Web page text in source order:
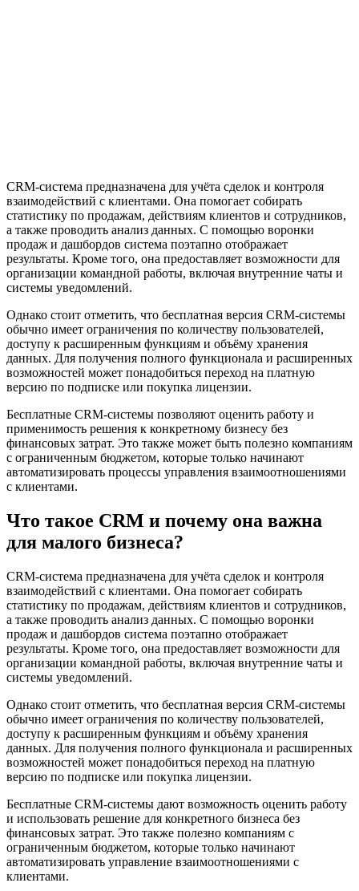
CRM-система предназначена для учёта сделок и контроля
взаимодействий с клиентами. Она помогает собирать
статистику по продажам, действиям клиентов и сотрудников,
а также проводить анализ данных. С помощью воронки
продаж и дашбордов система поэтапно отображает
результаты. Кроме того, она предоставляет возможности для
организации командной работы, включая внутренние чаты и
системы уведомлений.
Однако стоит отметить, что бесплатная версия CRM-системы
обычно имеет ограничения по количеству пользователей,
доступу к расширенным функциям и объёму хранения
данных. Для получения полного функционала и расширенных
возможностей может понадобиться переход на платную
версию по подписке или покупка лицензии.
Бесплатные CRM-системы позволяют оценить работу и
применимость решения к конкретному бизнесу без
финансовых затрат. Это также может быть полезно компаниям
с ограниченным бюджетом, которые только начинают
автоматизировать процессы управления взаимоотношениями
с клиентами.
Что такое CRM и почему она важна
для малого бизнеса?
CRM-система предназначена для учёта сделок и контроля
взаимодействий с клиентами. Она помогает собирать
статистику по продажам, действиям клиентов и сотрудников,
а также проводить анализ данных. С помощью воронки
продаж и дашбордов система поэтапно отображает
результаты. Кроме того, она предоставляет возможности для
организации командной работы, включая внутренние чаты и
системы уведомлений.
Однако стоит отметить, что бесплатная версия CRM-системы
обычно имеет ограничения по количеству пользователей,
доступу к расширенным функциям и объёму хранения
данных. Для получения полного функционала и расширенных
возможностей может понадобиться переход на платную
версию по подписке или покупка лицензии.
Бесплатные CRM-системы дают возможность оценить работу
и использовать решение для конкретного бизнеса без
финансовых затрат. Это также полезно компаниям с
ограниченным бюджетом, которые только начинают
автоматизировать управление взаимоотношениями с
клиентами.